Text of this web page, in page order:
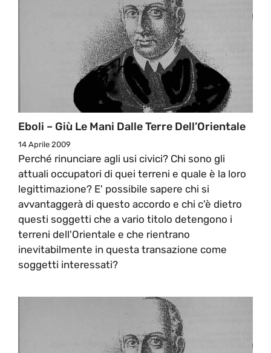
Eboli – Giù Le Mani Dalle Terre Dell’Orientale
14 Aprile 2009
Perché rinunciare agli usi civici? Chi sono gli
attuali occupatori di quei terreni e quale è la loro
legittimazione? E' possibile sapere chi si
avvantaggerà di questo accordo e chi c'è dietro
questi soggetti che a vario titolo detengono i
terreni dell'Orientale e che rientrano
inevitabilmente in questa transazione come
soggetti interessati?